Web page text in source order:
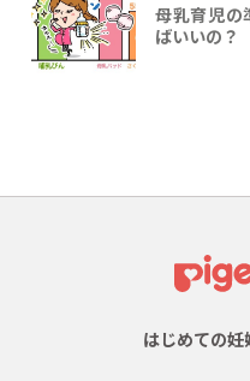
母乳育児の
ばいいの？
はじめての